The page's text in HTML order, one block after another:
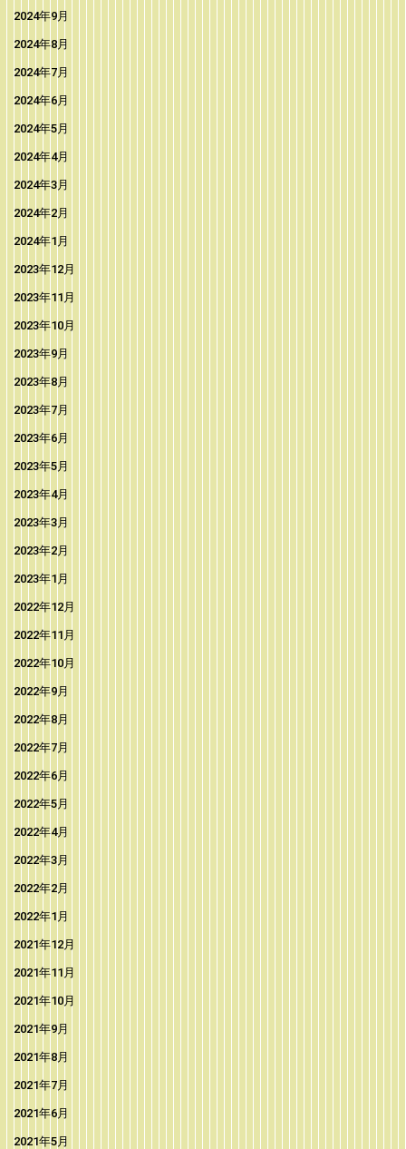
2024年9月
2024年8月
2024年7月
2024年6月
2024年5月
2024年4月
2024年3月
2024年2月
2024年1月
2023年12月
2023年11月
2023年10月
2023年9月
2023年8月
2023年7月
2023年6月
2023年5月
2023年4月
2023年3月
2023年2月
2023年1月
2022年12月
2022年11月
2022年10月
2022年9月
2022年8月
2022年7月
2022年6月
2022年5月
2022年4月
2022年3月
2022年2月
2022年1月
2021年12月
2021年11月
2021年10月
2021年9月
2021年8月
2021年7月
2021年6月
2021年5月